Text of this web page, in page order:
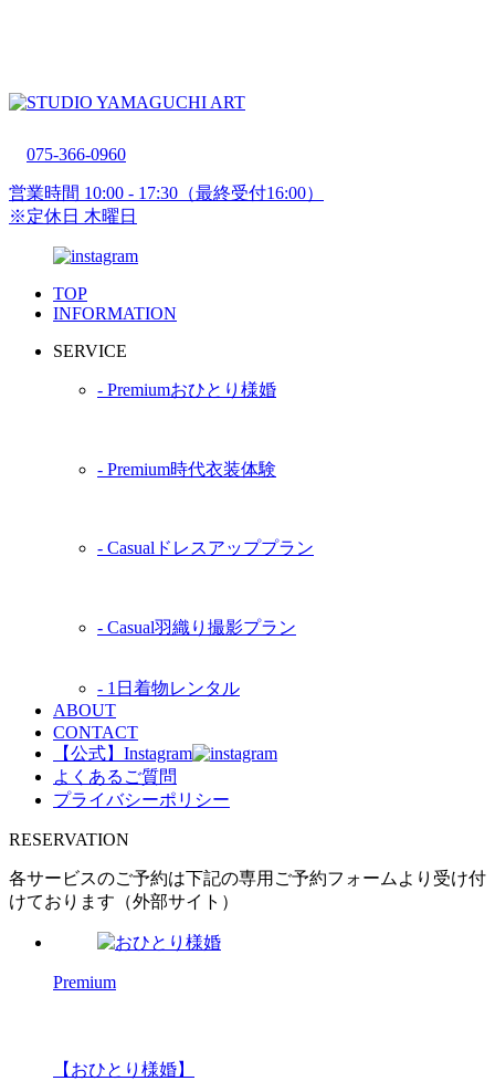
075-366-0960
営業時間 10:00 - 17:30（最終受付16:00）
※定休日 木曜日
TOP
INFORMATION
SERVICE
‐ Premiumおひとり様婚
‐ Premium時代衣装体験
‐ Casual ドレスアッププラン
‐ Casual羽織り撮影プラン
‐ 1日着物レンタル
ABOUT
CONTACT
【公式】Instagram
よくあるご質問
プライバシーポリシー
RESERVATION
各サービスのご予約は下記の専用ご予約フォームより受け付
けております（外部サイト）
Premium
【おひとり様婚】